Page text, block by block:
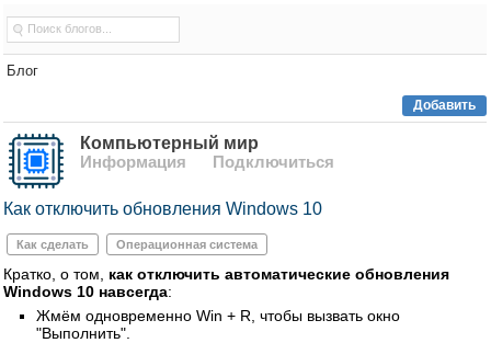
Блог
Добавить
Компьютерный мир
Информация
Подключиться
Как отключить обновления Windows 10
Как сделать Операционная система
Кратко, о том, как отключить автоматические обновления
Windows 10 навсегда:
Жмём одновременно Win + R, чтобы вызвать окно
"Выполнить".